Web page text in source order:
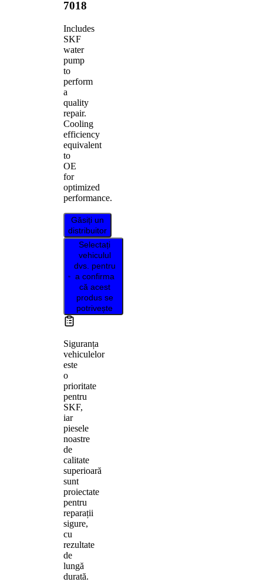
7018
Includes
SKF
water
pump
to
perform
a
quality
repair.
Cooling
efficiency
equivalent
to
OE
for
optimized
performance.
Găsiți un
distribuitor
Selectați
vehiculul
dvs. pentru
a confirma
că acest
produs se
potrivește
Siguranța
vehiculelor
este
o
prioritate
pentru
SKF,
iar
piesele
noastre
de
calitate
superioară
sunt
proiectate
pentru
reparații
sigure,
cu
rezultate
de
lungă
durată.